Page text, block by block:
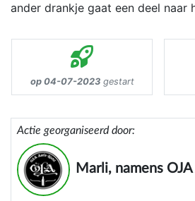
ander drankje gaat een deel naar
op 04-07-2023gestart
Actie georganiseerd door:
Marli, namens